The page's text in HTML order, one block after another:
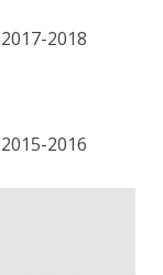
2018
2016